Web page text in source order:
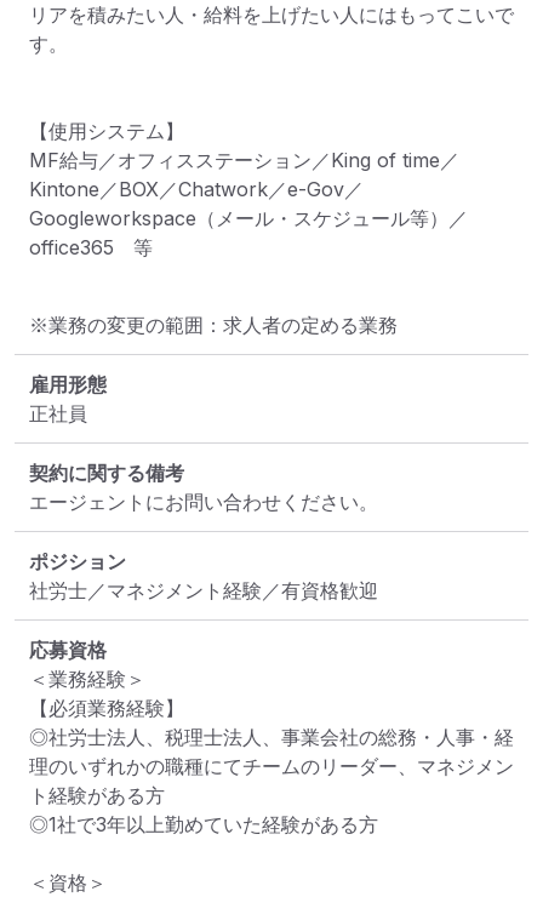
リアを積みたい人・給料を上げたい人にはもってこいで
す。
【使用システム】
MF給与／オフィスステーション／King of time／
Kintone／BOX／Chatwork／e-Gov／
Googleworkspace（メール・スケジュール等）／
office365　等
※業務の変更の範囲：求人者の定める業務
雇用形態
正社員
契約に関する備考
エージェントにお問い合わせください。
ポジション
社労士／マネジメント経験／有資格歓迎
応募資格
＜業務経験＞
【必須業務経験】
◎社労士法人、税理士法人、事業会社の総務・人事・経
理のいずれかの職種にてチームのリーダー、マネジメン
ト経験がある方
◎1社で3年以上勤めていた経験がある方
＜資格＞